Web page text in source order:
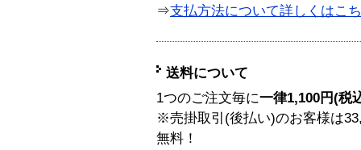
⇒支払方法について詳しくはこ
送料について
1つのご注文毎に一律1,100円(税
※売掛取引(後払い)のお客様は
無料！